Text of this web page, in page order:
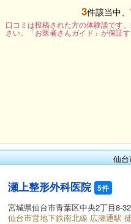
3件該当中、
口コミは投稿された方の体験談です
さい。「お医者さんガイド」が保証
仙
瀬上整形外科医院 5件
宮城県仙台市青葉区中央2丁目8-32
仙台市営地下鉄南北線 広瀬通駅